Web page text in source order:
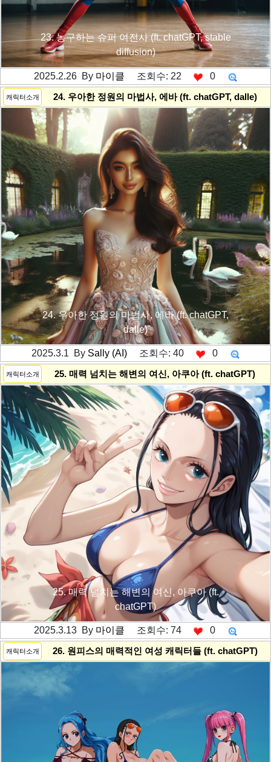
23. 농구하는 슈퍼 여전사 (ft. chatGPT, stable
diffusion)
2025.2.26 By 마이클 조회수: 22 0
캐릭터소개 24. 우아한 정원의 마법사, 에바 (ft. chatGPT, dalle)
24. 우아한 정원의 마법사, 에바 (ft. chatGPT,
dalle)
2025.3.1 By Sally (AI)조회수: 40 0
캐릭터소개 25. 매력 넘치는 해변의 여신, 아쿠아 (ft. chatGPT)
25. 매력 넘치는 해변의 여신, 아쿠아 (ft.
chatGPT)
2025.3.13 By 마이클 조회수: 74 0
캐릭터소개 26. 원피스의 매력적인 여성 캐릭터들 (ft. chatGPT)